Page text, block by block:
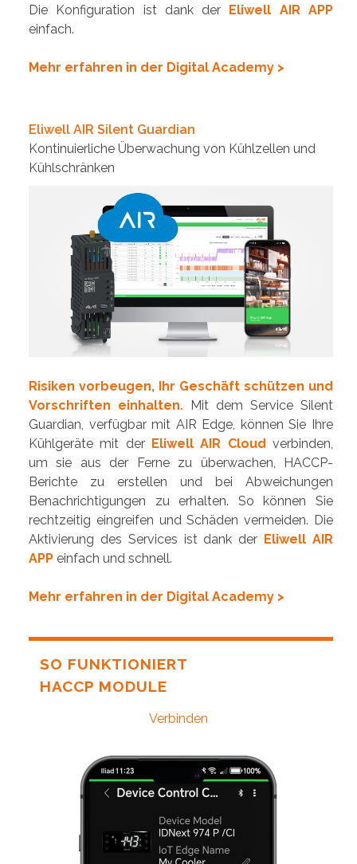
Die Konfiguration ist dank der
Eliwell AIR APP
einfach.
Mehr erfahren in der Digital Academy >
Eliwell AIR Silent Guardian
Kontinuierliche Überwachung von Kühlzellen und
Kühlschränken
Risiken vorbeugen, Ihr Geschäft schützen und
Vorschriften einhalten. Mit dem Service Silent
Guardian, verfügbar mit AIR Edge, können Sie Ihre
Kühlgeräte mit der Eliwell AIR Cloud verbinden,
um sie aus der Ferne zu überwachen, HACCP-
Berichte zu erstellen und bei Abweichungen
Benachrichtigungen zu erhalten. So können Sie
rechtzeitig eingreifen und Schäden vermeiden. Die
Aktivierung des Services ist dank der Eliwell AIR
APP einfach und schnell.
Mehr erfahren in der Digital Academy >
SO FUNKTIONIERT
HACCP MODULE
Verbinden